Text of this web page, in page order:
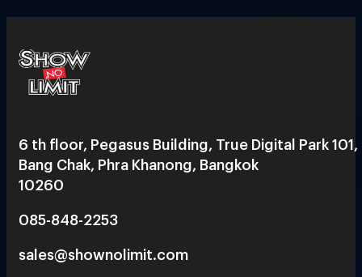
6 th floor, Pegasus Building, True Digital Park 101,
Bang Chak, Phra Khanong, Bangkok
10260
085-848-2253
sales@shownolimit.com